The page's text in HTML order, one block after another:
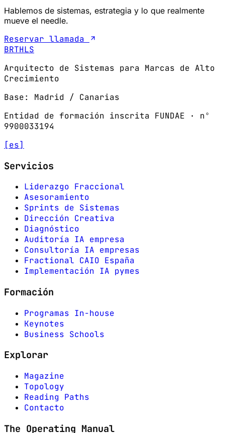
Hablemos de sistemas, estrategia y lo que realmente
mueve el needle.
Reservar llamada
BRTHLS
Arquitecto de Sistemas para Marcas de Alto
Crecimiento
Base: Madrid / Canarias
Entidad de formación inscrita FUNDAE · nº
9900033194
[es]
Servicios
Liderazgo Fraccional
Asesoramiento
Sprints de Sistemas
Dirección Creativa
Diagnóstico
Auditoría IA empresa
Consultoría IA empresas
Fractional CAIO España
Implementación IA pymes
Formación
Programas In-house
Keynotes
Business Schools
Explorar
Magazine
Topology
Reading Paths
Contacto
The Operating Manual